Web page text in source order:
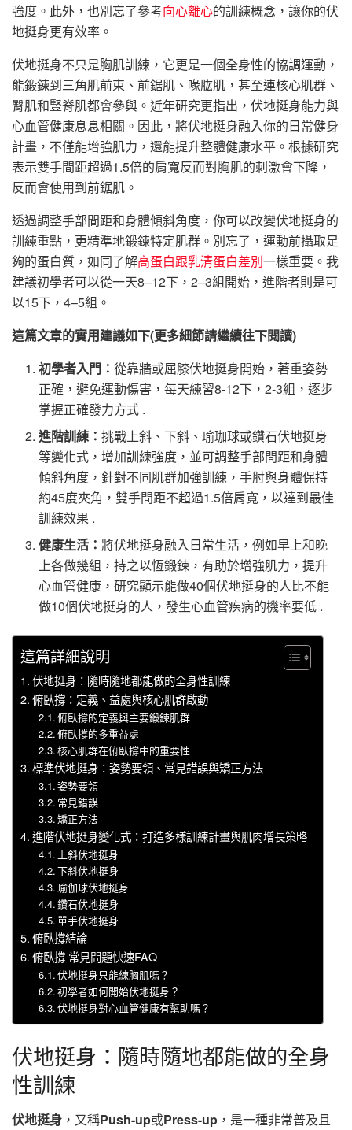
強度。此外，也別忘了參考向心離心的訓練概念，讓你的伏
地挺身更有效率。
伏地挺身不只是胸肌訓練，它更是一個全身性的協調運動，
能鍛鍊到三角肌前束、前鋸肌、喙肱肌，甚至連核心肌群、
臀肌和豎脊肌都會參與。近年研究更指出，伏地挺身能力與
心血管健康息息相關。因此，將伏地挺身融入你的日常健身
計畫，不僅能增強肌力，還能提升整體健康水平。根據研究
表示雙手間距超過1.5倍的肩寬反而對胸肌的刺激會下降，
反而會使用到前鋸肌。
透過調整手部間距和身體傾斜角度，你可以改變伏地挺身的
訓練重點，更精準地鍛鍊特定肌群。別忘了，運動前攝取足
夠的蛋白質，如同了解高蛋白跟乳清蛋白差別一樣重要。我
建議初學者可以從一天8–12下，2–3組開始，進階者則是可
以15下，4–5組。
這篇文章的實用建議如下(更多細節請繼續往下閱讀)
初學者入門：從靠牆或屈膝伏地挺身開始，著重姿勢
正確，避免運動傷害，每天練習8-12下，2-3組，逐步
掌握正確發力方式 .
進階訓練：挑戰上斜、下斜、瑜珈球或鑽石伏地挺身
等變化式，增加訓練強度，並可調整手部間距和身體
傾斜角度，針對不同肌群加強訓練，手肘與身體保持
約45度夾角，雙手間距不超過1.5倍肩寬，以達到最佳
訓練效果 .
健康生活：將伏地挺身融入日常生活，例如早上和晚
上各做幾組，持之以恆鍛鍊，有助於增強肌力，提升
心血管健康，研究顯示能做40個伏地挺身的人比不能
做10個伏地挺身的人，發生心血管疾病的機率要低 .
這篇詳細說明
伏地挺身：隨時隨地都能做的全身性訓練
俯臥撐：定義、益處與核心肌群啟動
俯臥撐的定義與主要鍛鍊肌群
俯臥撐的多重益處
核心肌群在俯臥撐中的重要性
標準伏地挺身：姿勢要領、常見錯誤與矯正方法
姿勢要領
常見錯誤
矯正方法
進階伏地挺身變化式：打造多樣訓練計畫與肌肉增長策略
上斜伏地挺身
下斜伏地挺身
瑜伽球伏地挺身
鑽石伏地挺身
單手伏地挺身
俯臥撐結論
俯臥撐 常見問題快速FAQ
伏地挺身只能練胸肌嗎？
初學者如何開始伏地挺身？
伏地挺身對心血管健康有幫助嗎？
伏地挺身：隨時隨地都能做的全身
性訓練
伏地挺身 ，又稱Push-up或Press-up ，是一種非常普及且